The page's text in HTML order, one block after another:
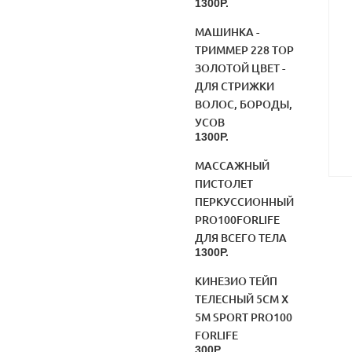
1300Р.
МАШИНКА -
ТРИММЕР 228 TOP
ЗОЛОТОЙ ЦВЕТ -
ДЛЯ СТРИЖКИ
ВОЛОС, БОРОДЫ,
УСОВ
1300Р.
МАССАЖНЫЙ
ПИСТОЛЕТ
ПЕРКУССИОННЫЙ
PRO100FORLIFE
ДЛЯ ВСЕГО ТЕЛА
1300Р.
КИНЕЗИО ТЕЙП
ТЕЛЕСНЫЙ 5СМ Х
5М SPORT PRO100
FORLIFE